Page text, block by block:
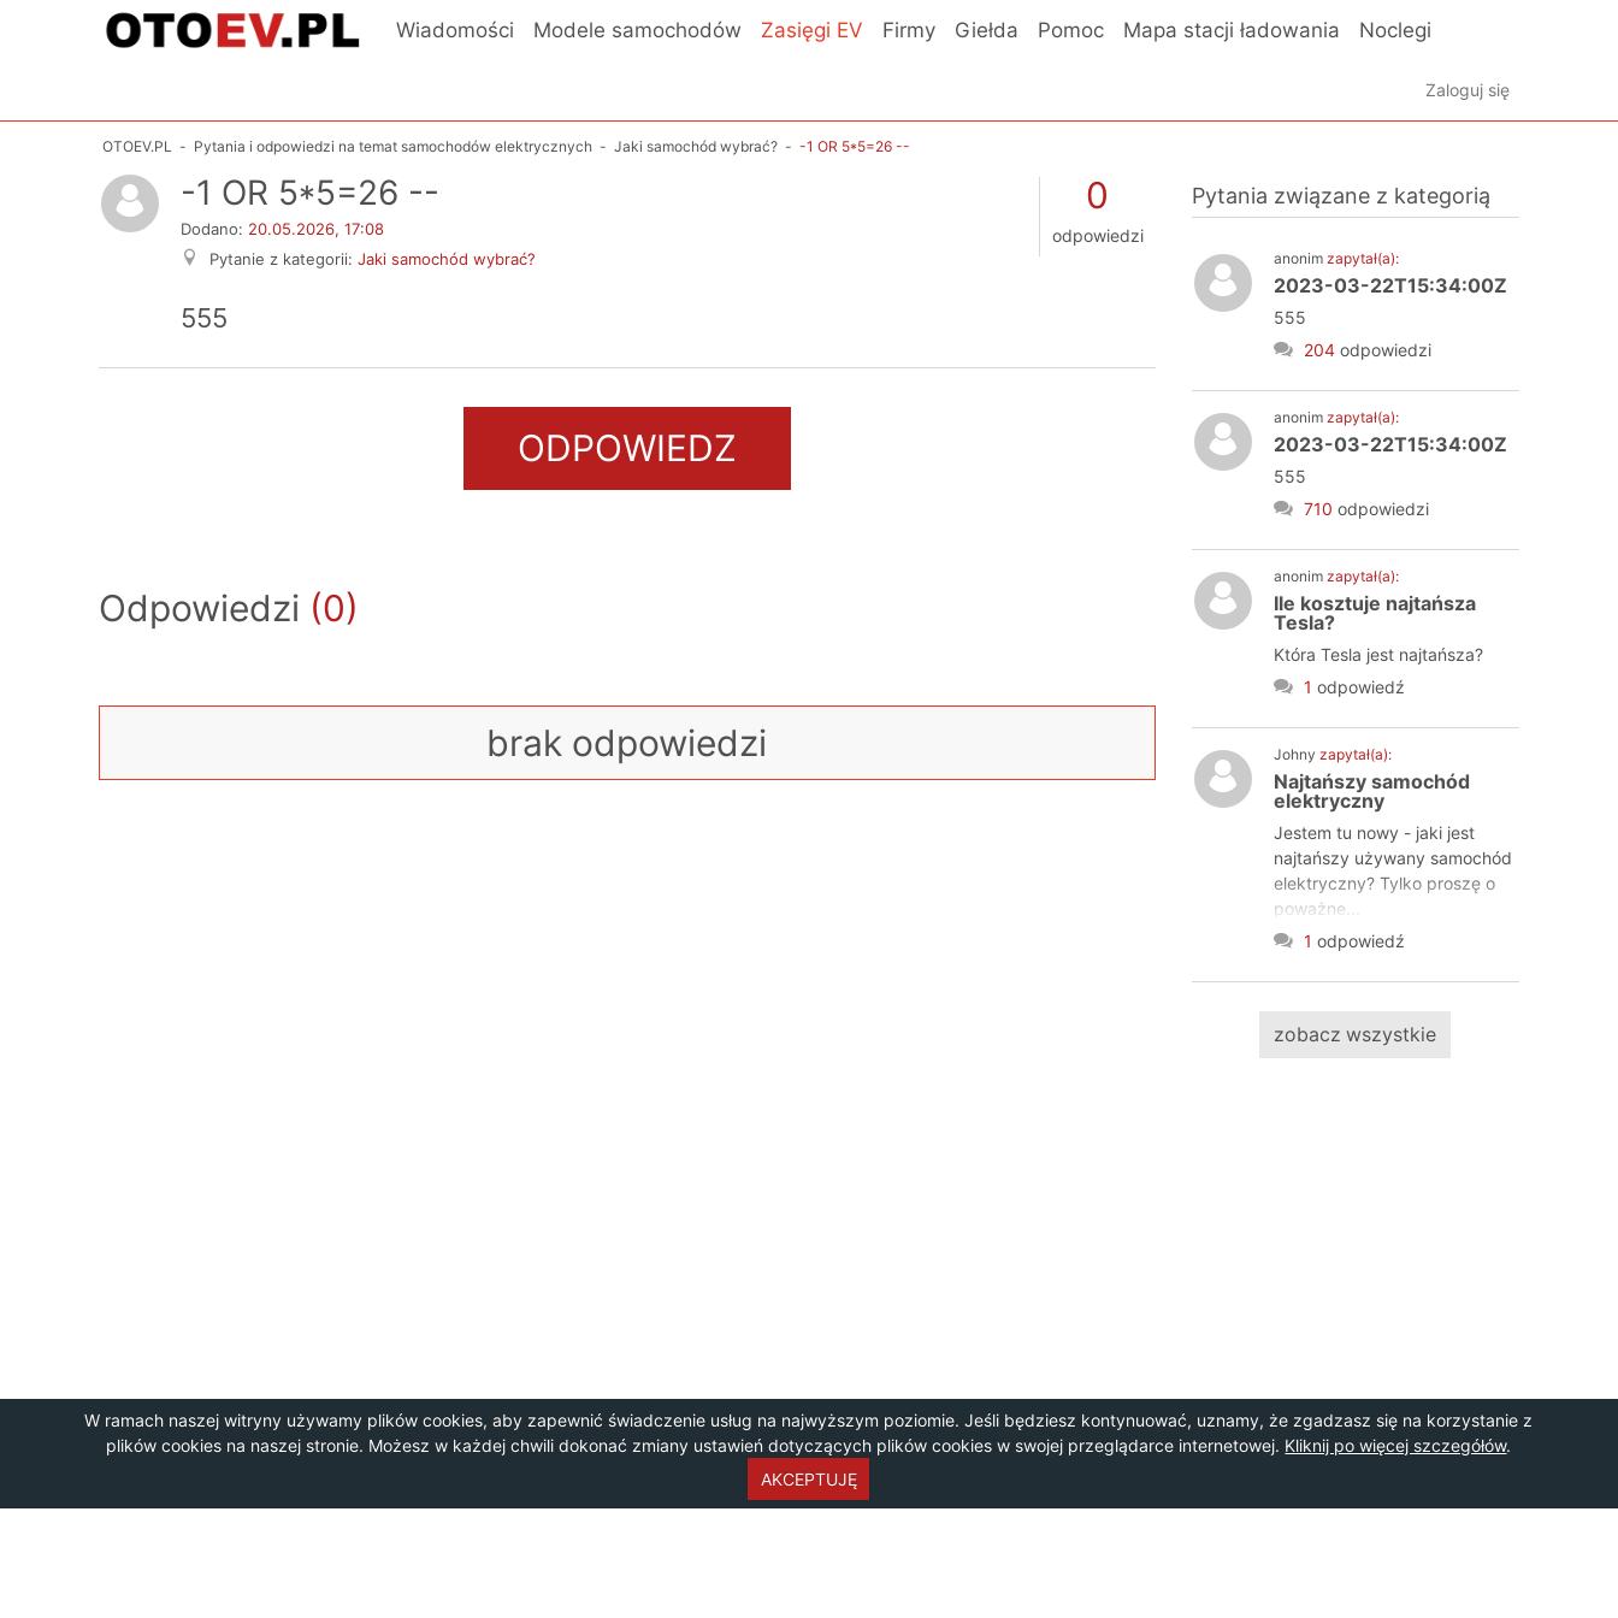
W ramach naszej witryny używamy plików cookies, aby zapewnić świadczenie usług na najwyższym poziomie. Jeśli będziesz kontynuować, uznamy, że zgadzasz się na korzystanie z
plików cookies na naszej stronie. Możesz w każdej chwili dokonać zmiany ustawień dotyczących plików cookies w swojej przeglądarce internetowej. Kliknij po więcej szczegółów.
AKCEPTUJĘ
Wiadomości Modele samochodów Zasięgi EV Firmy Giełda Pomoc Mapa stacji ładowania Noclegi
Zaloguj się
OTOEV.PL - Pytania i odpowiedzi na temat samochodów elektrycznych - Jaki samochód wybrać? - -1 OR 5*5=26 --
-1 OR 5*5=26 --
Dodano: 20.05.2026, 17:08
Pytanie z kategorii: Jaki samochód wybrać?
0
odpowiedzi
555
ODPOWIEDZ
Odpowiedzi (0)
brak odpowiedzi
Pytania związane z kategorią
anonim zapytał(a):
2023-03-22T15:34:00Z
555
204odpowiedzi
anonim zapytał(a):
2023-03-22T15:34:00Z
555
710 odpowiedzi
anonim zapytał(a):
Ile kosztuje najtańsza
Tesla?
Która Tesla jest najtańsza?
1 odpowiedź
Johny zapytał(a):
Najtańszy samochód
elektryczny
Jestem tu nowy - jaki jest
najtańszy używany samochód
elektryczny? Tylko proszę o
poważne...
1 odpowiedź
zobacz wszystkie